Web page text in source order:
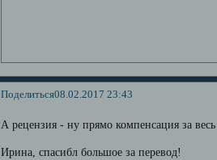
Поделиться08.02.2017 23:43
А рецензия - ну прямо компенсация за
Ирина, спасибл большое за перевод!